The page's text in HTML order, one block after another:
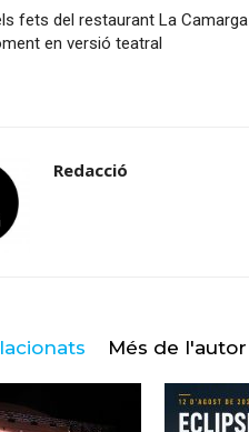
fets del restaurant La Camarga
en versió teatral
Redacció
Més de l'autor